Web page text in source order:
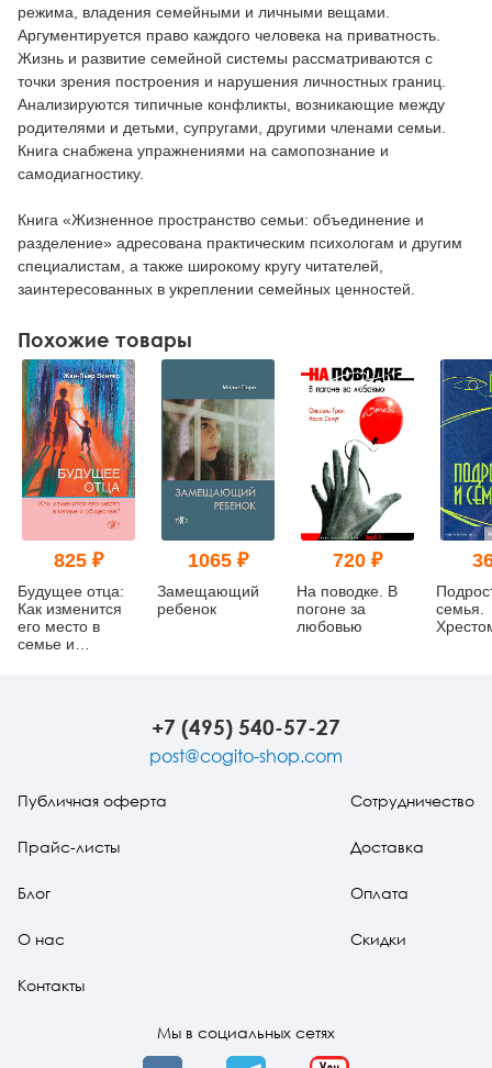
режима, владения семейными и личными вещами.
Аргументируется право каждого человека на приватность.
Жизнь и развитие семейной системы рассматриваются с
точки зрения построения и нарушения личностных границ.
Анализируются типичные конфликты, возникающие между
родителями и детьми, супругами, другими членами семьи.
Книга снабжена упражнениями на самопознание и
самодиагностику.
Книга «Жизненное пространство семьи: объединение и
разделение» адресована практическим психологам и другим
специалистам, а также широкому кругу читателей,
заинтересованных в укреплении семейных ценностей.
Похожие товары
825 ₽
Будущее отца:
Как изменится
его место в
семье и
1065 ₽
Замещающий
ребенок
720 ₽
На поводке. В
погоне за
любовью
семья.
+7 (495) 540-57-27
post@cogito-shop.com
Публичная оферта
Прайс-листы
Блог
О нас
Контакты
Сотрудничество
Доставка
Оплата
Скидки
Мы в социальных сетях